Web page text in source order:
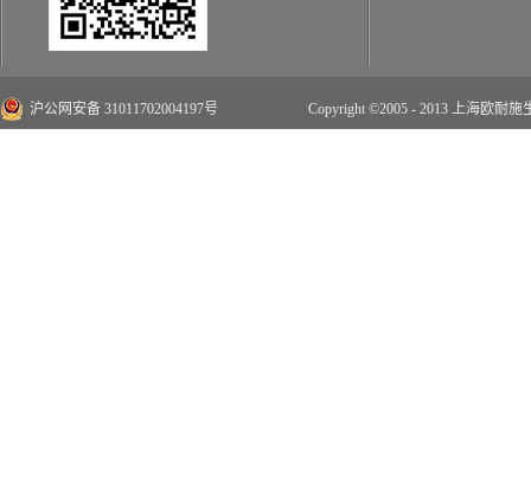
沪公网安备 31011702004197号 Copyright ©2005 - 2013 上海欧耐施